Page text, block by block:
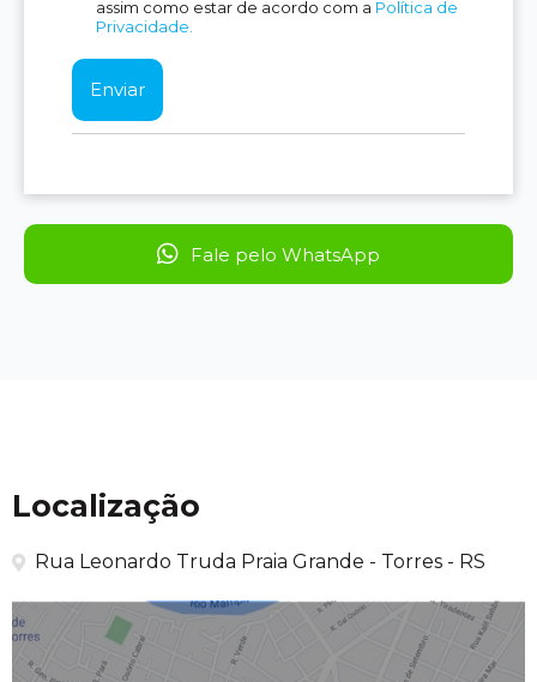
assim como estar de acordo com a Política de
Privacidade.
Fale pelo WhatsApp
Localização
Rua Leonardo Truda Praia Grande - Torres - RS